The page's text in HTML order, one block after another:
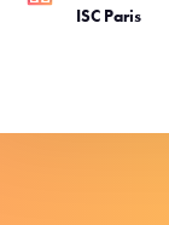
ISC Paris